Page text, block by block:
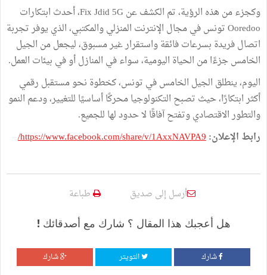
وكجزء من هذه الرؤية، تم الكشف عن Fix Jdid 5G، أحدث ابتكارات
Ooredoo تونس في مجال الإنترنت المنزلي والمكتبي، الذي يوفر تجربة
اتصال فريدة بسرعات فائقة واستقرار غير مسبوق، ليجعل من الجيل
الخامس جزءًا من الحياة اليومية، سواء في المنازل أو في بيئات العمل.
اليوم، ينطلق الجيل الخامس في تونس، كخطوة نحو مستقبل رقمي
أكثر ابتكارًا، حيث تصبح التكنولوجيا محركًا أساسيًا للتغيير، ودعم النمو
والتطور الاقتصادي وتفتح آفاقًا لا حدود لها للجميع.
رابط الإعلان:https://www.facebook.com/share/v/1AxxNAVPA9/
أرسل إلى صديق طباعة
هل أعجبك هذا المقال ؟ شارك مع أصدقائك !
شارك التويتر شارك